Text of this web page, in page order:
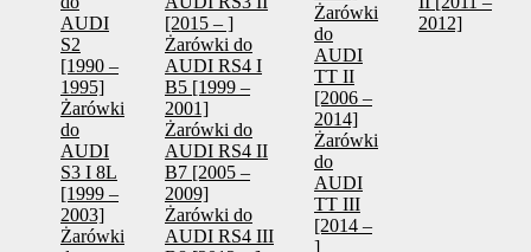
AUDI
S2
[1990 –
1995]
Żarówki
do
AUDI
S3 I 8L
[1999 –
2003]
Żarówki
[2015 – ]
Żarówki do
AUDI RS4 I
B5 [1999 –
2001]
Żarówki do
AUDI RS4 II
B7 [2005 –
2009]
Żarówki do
AUDI RS4 III
Żarówki
do
AUDI
TT II
[2006 –
2014]
Żarówki
do
AUDI
TT III
[2014 –
]
2012]